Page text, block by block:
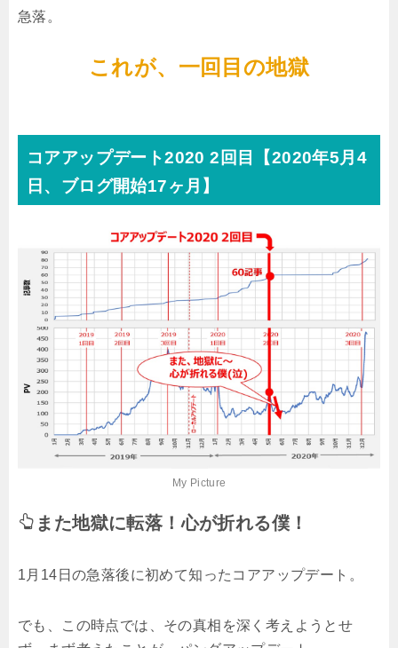
急落。
これが、 一回目の地獄
コアアップデート2020 2回目【2020年5月4
日、ブログ開始17ヶ月】
My Picture
また地獄に転落！心が折れる僕！
1月14日の急落後に初めて知ったコアアップデート。
でも、この時点では、その真相を深く考えようとせ